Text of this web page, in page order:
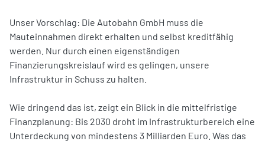
Unser Vorschlag: Die Autobahn GmbH muss die
Mauteinnahmen direkt erhalten und selbst kreditfähig
werden. Nur durch einen eigenständigen
Finanzierungskreislauf wird es gelingen, unsere
Infrastruktur in Schuss zu halten.
Wie dringend das ist, zeigt ein Blick in die mittelfristige
Finanzplanung: Bis 2030 droht im Infrastrukturbereich eine
Unterdeckung von mindestens 3 Milliarden Euro. Was das